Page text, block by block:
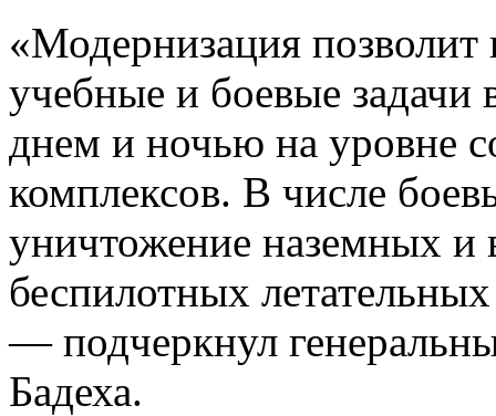
«Модернизация
учебные и боевые
днем и ночью на уровне
комплексов. В числе
уничтожение наземных и
беспилотных
— подчеркнул
Бадеха.